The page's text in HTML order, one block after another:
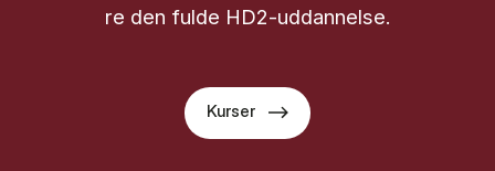
re den ful­de HD2-ud­dan­nel­se.
Kurser